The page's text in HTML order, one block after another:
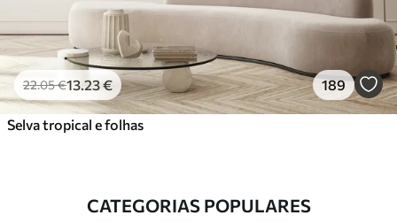
22.05€13 .23€ 189
Selva tropical e folhas
CATEGORIAS POPULARES